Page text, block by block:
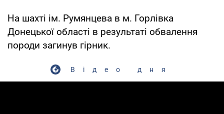
На шахті ім. Румянцева в м. Горлівка
Донецької області в результаті обвалення
породи загинув гірник.
Відео дня